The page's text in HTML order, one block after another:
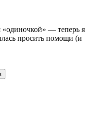
«одиночкой» — теперь я
просить помощи (и